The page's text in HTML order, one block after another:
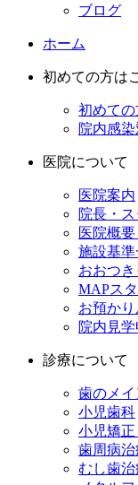
ブログ
ホーム
初めての方は
初めて
院内感
医院について
医院案内
院長・
医院概
施設基準
おおつ
MAPス
お預かり
院内見
診療について
歯のメ
小児歯科
小児矯正
歯周病治
むし歯治